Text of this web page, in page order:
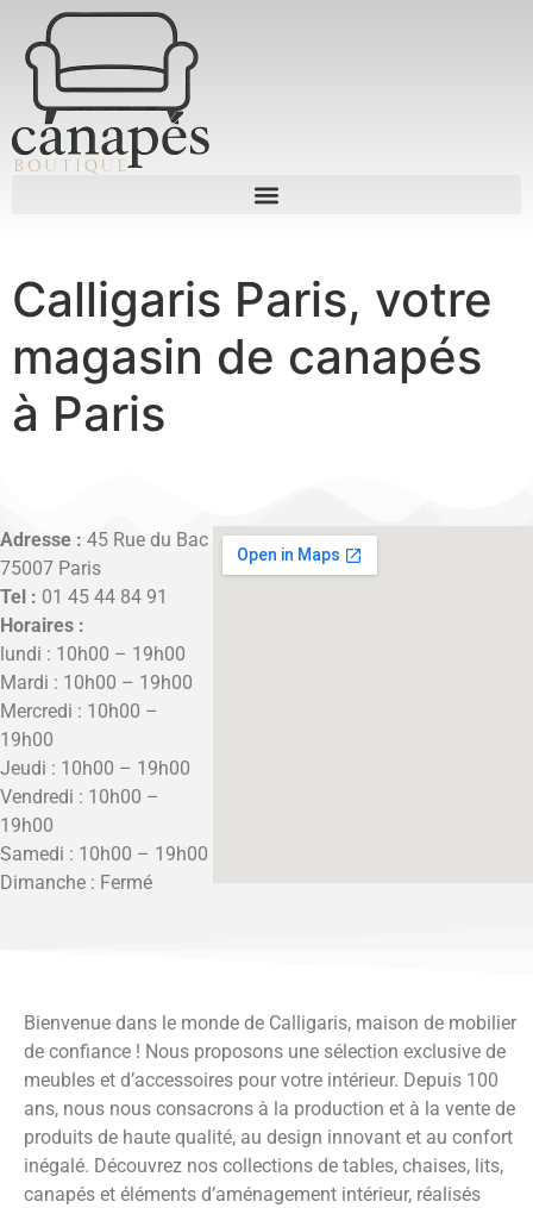
Calligaris Paris, votre
magasin de canapés
à Paris
Adresse : 45 Rue du Bac
75007 Paris
Tel : 01 45 44 84 91
Horaires :
lundi : 10h00 – 19h00
Mardi : 10h00 – 19h00
Mercredi : 10h00 –
19h00
Jeudi : 10h00 – 19h00
Vendredi : 10h00 –
19h00
Samedi : 10h00 – 19h00
Dimanche : Fermé
Bienvenue dans le monde de Calligaris, maison de mobilier
de confiance ! Nous proposons une sélection exclusive de
meubles et d’accessoires pour votre intérieur. Depuis 100
ans, nous nous consacrons à la production et à la vente de
produits de haute qualité, au design innovant et au confort
inégalé. Découvrez nos collections de tables, chaises, lits,
canapés et éléments d’aménagement intérieur, réalisés